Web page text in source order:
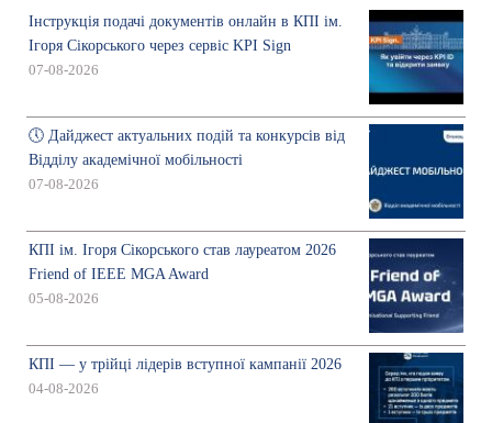
Інструкція подачі документів онлайн в КПІ ім.
Ігоря Сікорського через сервіс KPI Sign
07-08-2026
🕔 Дайджест актуальних подій та конкурсів від
Відділу академічної мобільності
07-08-2026
КПІ ім. Ігоря Сікорського став лауреатом 2026
Friend of IEEE MGA Award
05-08-2026
КПІ — у трійці лідерів вступної кампанії 2026
04-08-2026